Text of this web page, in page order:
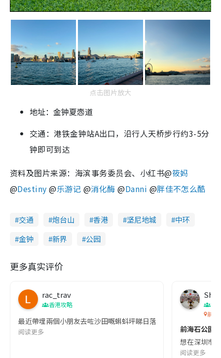
点击图片放大
地址：金钟夏悫道
交通：港铁金钟站A出口，沿行人天桥步行约3-5分
钟即可到达
资料及图片来源：海滨事务委员会、小红书@筱妈
@Destiny @乐游记 @消化酶@Danni @胖佳不怎么酷
交通 炮台山 香港 坚尼地城
中环
金钟
新界 公园
更多真实评价
rac_trav
香港攻略
最近帶埋兩個小朋友去咗沙田嘅蝌蚪坪睇日落，真係一個超級隱
阅读更多
Shan
深
前海
前海石公園
想在深圳市
阅读更多